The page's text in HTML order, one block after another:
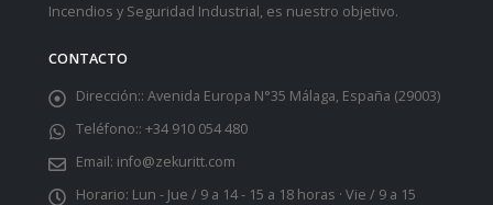
Incendios y Seguridad Industrial, es nuestro objetivo.
CONTACTO
Dirección:: Avenida Europa N°35 Málaga, España (29003)
Teléfono:: +34 910 054 480
Email: info@zekuritt.com
Horario: Lun - Jue / 9 a 14 - 15 a 18 horas · Vie / 9 a 15